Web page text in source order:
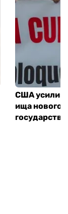
США
ища нового